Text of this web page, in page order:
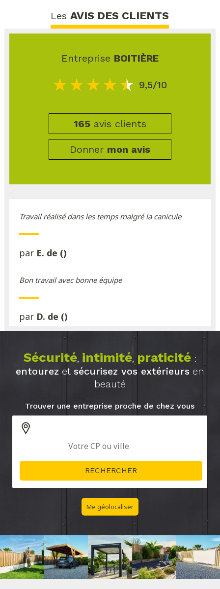
LesAVIS DES CLIENTS
Entreprise BOITIÈRE
9,5/10
165avis clients
Donner mon avis
Travail réalisé dans les temps malgré la canicule
par E. de ()
Bon travail avec bonne équipe
par D. de ()
Sécurité, intimité, praticité:
entourez et sécurisez vos extérieurs en
beauté
Trouver une entreprise proche de chez vous
Me géolocaliser